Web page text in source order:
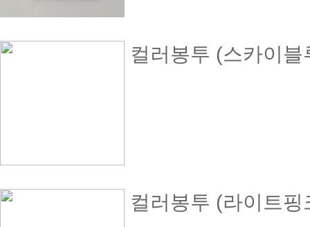
컬러봉투 (스카이
컬러봉투 (라이트